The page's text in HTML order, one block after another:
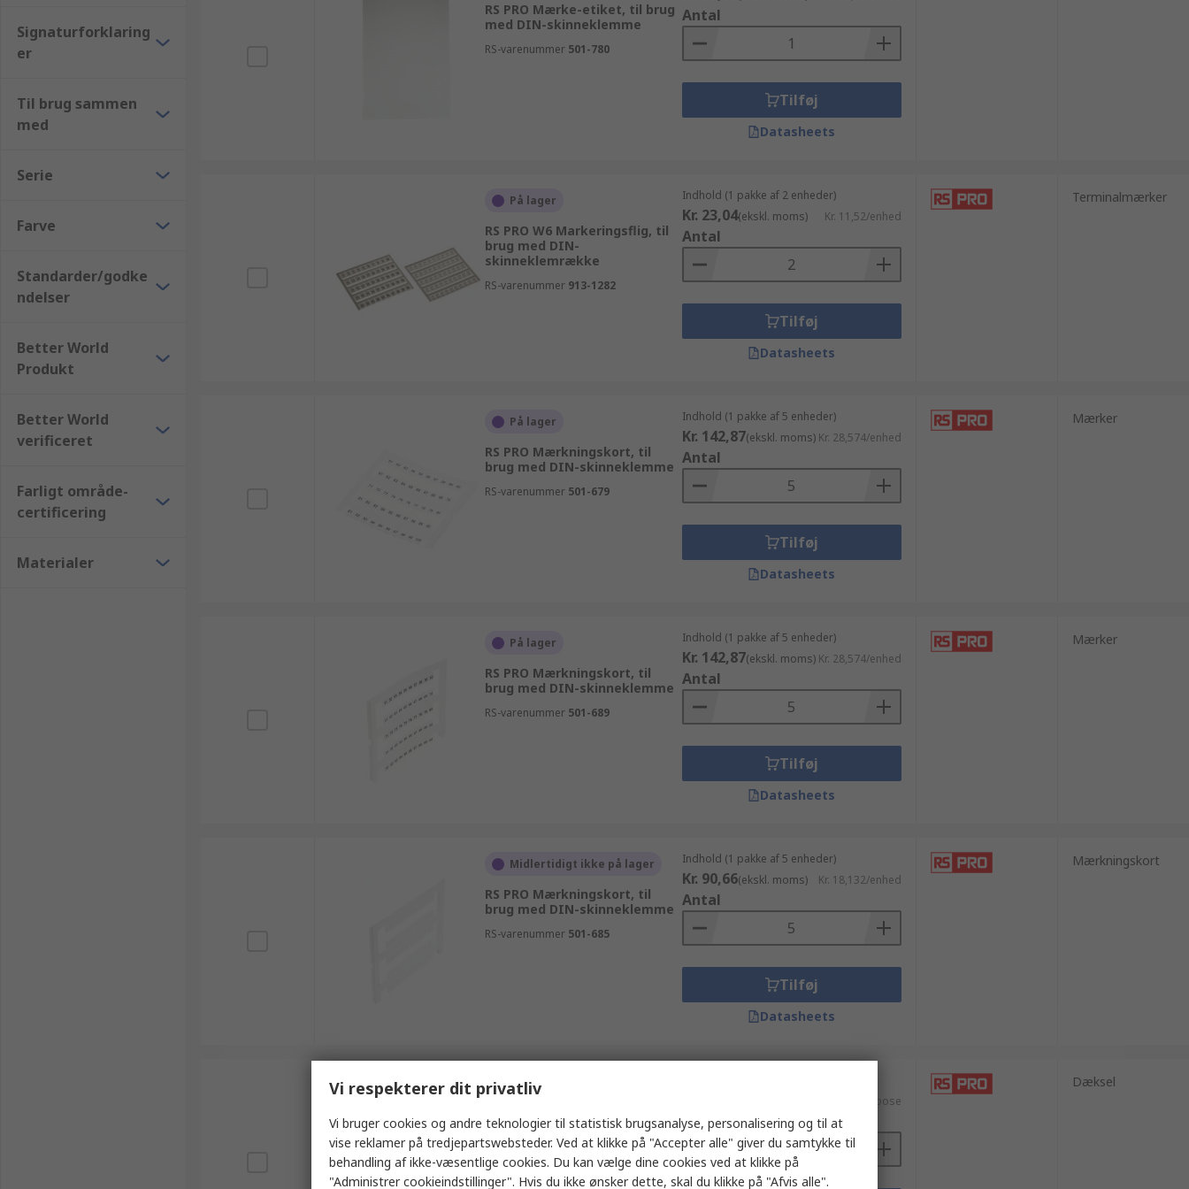
Signaturforklaring
er
Til brug sammen
med
Serie
Farve
Standarder/godke
ndelser
Better World
Produkt
Better World
verificeret
Farligt område-
certificering
Materialer
RS PRO Mærke-etiket, til brug
med DIN-skinneklemme
RS-varenummer 501-780
Antal
Tilføj
Datasheets
På lager
RS PRO W6 Markeringsflig, til
brug med DIN-
skinneklemrække
RS-varenummer 913-1282
Indhold (1 pakke af 2 enheder)
Kr. 23,04(ekskl. moms) Kr. 11,52/enhed
Antal
Tilføj
Datasheets
Terminalmærker
På lager
RS PRO Mærkningskort, til
brug med DIN-skinneklemme
RS-varenummer 501-679
Indhold (1 pakke af 5 enheder)
Kr. 142,87(ekskl. moms) Kr. 28,574/enhed
Antal
Tilføj
Datasheets
Mærker
På lager
RS PRO Mærkningskort, til
brug med DIN-skinneklemme
RS-varenummer 501-689
Indhold (1 pakke af 5 enheder)
Kr. 142,87(ekskl. moms) Kr. 28,574/enhed
Antal
Tilføj
Datasheets
Mærker
Midlertidigt ikke på lager
RS PRO Mærkningskort, til
brug med DIN-skinneklemme
RS-varenummer 501-685
Indhold (1 pakke af 5 enheder)
Kr. 90,66(ekskl. moms) Kr. 18,132/enhed
Antal
Tilføj
Datasheets
Mærkningskort
På lager
RS PRO Klemrække dæksel, til
brug med Tilslutningssokkel
RS-varenummer 464-9794
Kr. 16,08/pose
Antal
Dæksel
Vi respekterer dit privatliv
Vi bruger cookies og andre teknologier til statistisk brugsanalyse, personalisering og til at
vise reklamer på tredjepartswebsteder. Ved at klikke på "Accepter alle" giver du samtykke til
behandling af ikke-væsentlige cookies. Du kan vælge dine cookies ved at klikke på
"Administrer cookieindstillinger". Hvis du ikke ønsker dette, skal du klikke på "Afvis alle".